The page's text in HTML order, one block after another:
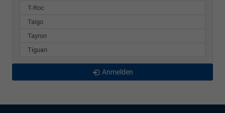
T-Roc
Taigo
Tayron
Tiguan
Anmelden